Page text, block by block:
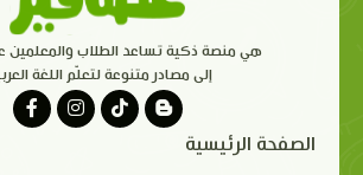
هي منصة ذكية تساعد الطلاب والمعلمين
إلى مصادر متنوعة لتعلّم اللغة
الصفحة الرئيسية